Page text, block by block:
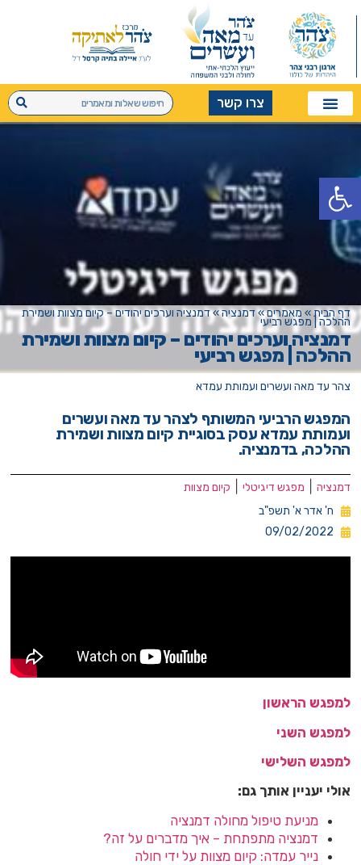
פתח סרגל נגישות
צרו קשר
דף הבית» מאמרים»דמנציה»דמנציה וערכים יהודים – קיום מצוות ושמירת
ההלכה | מפגש רביעי
דמנציה וערכים יהודים – קיום מצוות ושמירת
ההלכה | מפגש רביעי
צהר עד מאה ועשרים ועמותת עמדא
המפגש הרביעי המשותף לצהר עד מאה ועשרים
ועמותת עמדא עסק בסוגיית קיום מצוות ושמירת
ההלכה, בדמנציה.
דמנציה מפגש דיגיטלי
קיום מצוות
ח' אדר א' תשפ"ב
09/02/2022
למפגש הראשון
למפגש השני
למפגש השלישי
אולי יעניין אותך גם:
מניעת טיפול מחולה דמנציה
דמנציה מתפתחת – איך מדברים על זה?
נייר עמדה: קיום מצוות על ידי חולה